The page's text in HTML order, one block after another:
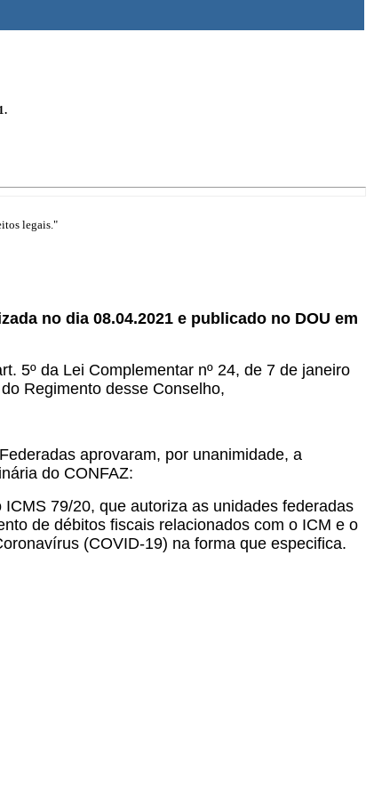
legais."
no dia 08.04.2021 e publicado no DOU em
5º da Lei Complementar nº 24, de 7 de janeiro
Regimento desse Conselho,
aprovaram, por unanimidade, a
do CONFAZ:
79/20, que autoriza as unidades federadas
de débitos fiscais relacionados com o ICM e o
(COVID-19) na forma que especifica.